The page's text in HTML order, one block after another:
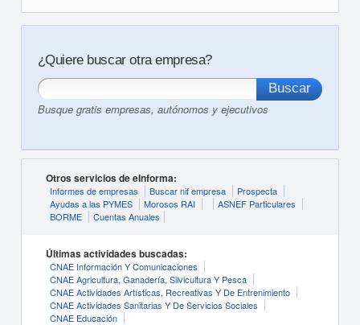
¿Quiere buscar otra empresa?
Busque gratis empresas, autónomos y ejecutivos
Otros servicios de eInforma:
Informes de empresas Buscar nif empresa
Prospecta
Ayudas a las PYMES
Morosos RAI
ASNEF Particulares
BORME
Cuentas Anuales
Últimas actividades buscadas:
CNAE Información Y Comunicaciones
CNAE Agricultura, Ganadería, Silvicultura Y Pesca
CNAE Actividades Artísticas, Recreativas Y De Entrenimiento
CNAE Actividades Sanitarias Y De Servicios Sociales
CNAE Educación